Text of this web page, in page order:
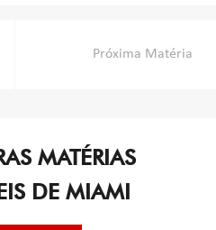
Próxima Matéria
MATÉRIAS
DE MIAMI